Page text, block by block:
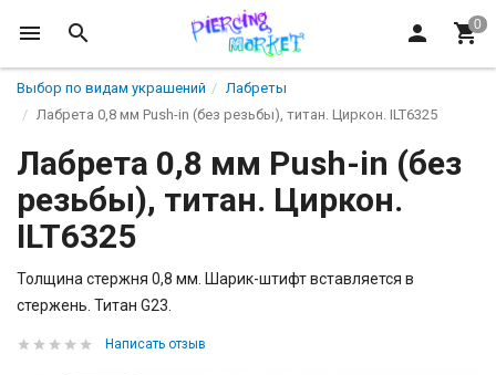
Выбор по видам украшений
Лабреты
Лабрета 0,8 мм Push-in (без резьбы), титан. Циркон. ILT6325
Лабрета 0,8 мм Push-in (без
резьбы), титан. Циркон.
ILT6325
Толщина стержня 0,8 мм. Шарик-штифт вставляется в
стержень. Титан G23.
Написать отзыв